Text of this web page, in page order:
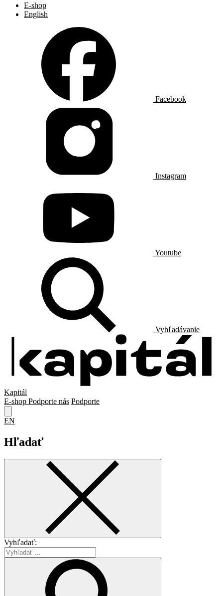
E-shop
English
Facebook
Instagram
Youtube
Vyhľadávanie
Kapitál
E-shop Podporte nás Podporte
EN
Hľadať
Vyhľadať: